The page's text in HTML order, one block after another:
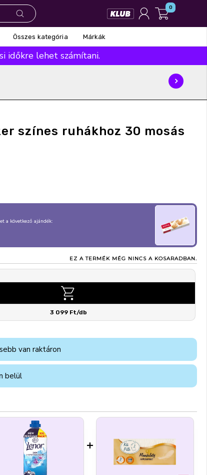
0
Összes kategória Márkák
időkre lehet számítani.
színes ruhákhoz 30 mosás
a következő ajándék:
EZ A TERMÉK MÉG NINCS A KOSARADBAN.
3 099 Ft/db
van raktáron
belül
+